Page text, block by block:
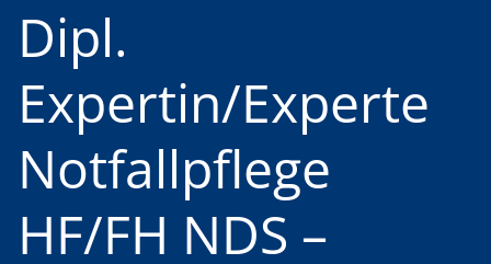
Dipl.
Expertin/Experte
Notfallpflege
HF/FH NDS –